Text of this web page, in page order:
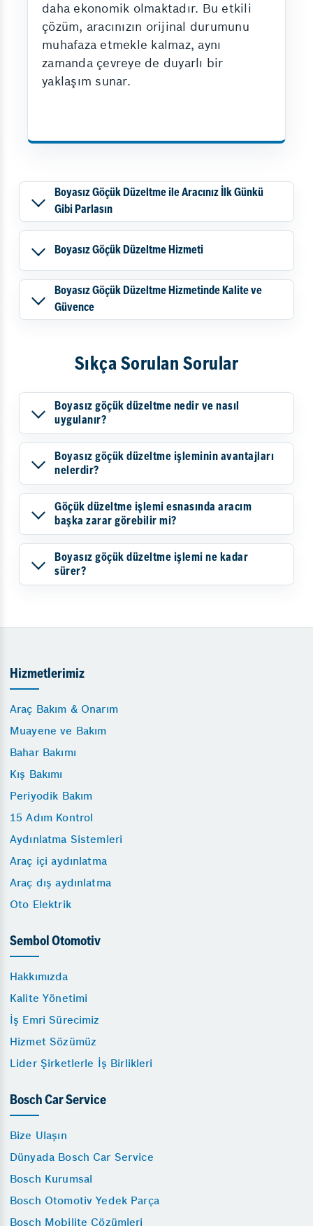
daha ekonomik olmaktadır. Bu etkili
çözüm, aracınızın orijinal durumunu
muhafaza etmekle kalmaz, aynı
zamanda çevreye de duyarlı bir
yaklaşım sunar.
Boyasız Göçük Düzeltme ile Aracınız İlk Günkü
Gibi Parlasın
Boyasız Göçük Düzeltme Hizmeti
Boyasız Göçük Düzeltme Hizmetinde Kalite ve
Güvence
Sıkça Sorulan Sorular
Boyasız göçük düzeltme nedir ve nasıl
uygulanır?
Boyasız göçük düzeltme işleminin avantajları
nelerdir?
Göçük düzeltme işlemi esnasında aracım
başka zarar görebilir mi?
Boyasız göçük düzeltme işlemi ne kadar
sürer?
Hizmetlerimiz
Araç Bakım & Onarım
Muayene ve Bakım
Bahar Bakımı
Kış Bakımı
Periyodik Bakım
15 Adım Kontrol
Aydınlatma Sistemleri
Araç içi aydınlatma
Araç dış aydınlatma
Oto Elektrik
Sembol Otomotiv
Hakkımızda
Kalite Yönetimi
İş Emri Sürecimiz
Hizmet Sözümüz
Lider Şirketlerle İş Birlikleri
Bosch Car Service
Bize Ulaşın
Dünyada Bosch Car Service
Bosch Kurumsal
Bosch Otomotiv Yedek Parça
Bosch Mobilite Çözümleri